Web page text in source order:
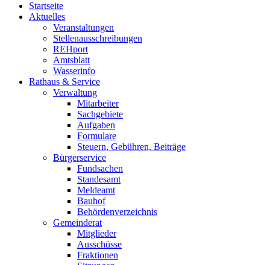
Startseite
Aktuelles
Veranstaltungen
Stellenausschreibungen
REHport
Amtsblatt
Wasserinfo
Rathaus & Service
Verwaltung
Mitarbeiter
Sachgebiete
Aufgaben
Formulare
Steuern, Gebühren, Beiträge
Bürgerservice
Fundsachen
Standesamt
Meldeamt
Bauhof
Behördenverzeichnis
Gemeinderat
Mitglieder
Ausschüsse
Fraktionen